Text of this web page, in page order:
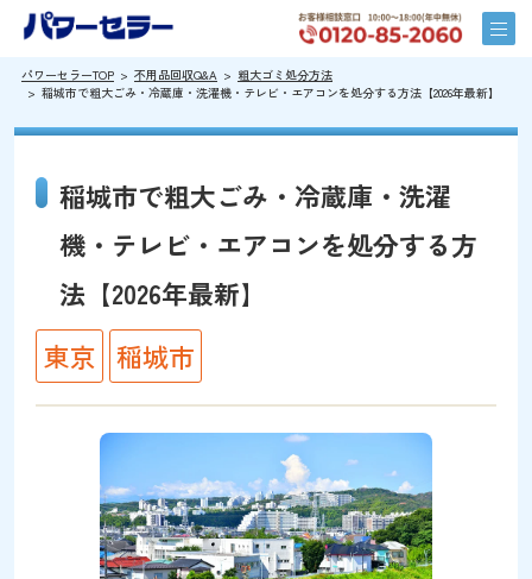
パワーセラーTOP 不用品回収Q&A
粗大ゴミ処分方法
稲城市で粗大ごみ・冷蔵庫・洗濯機・テレビ・エアコンを処分する方法【2026年最新】
稲城市で粗大ごみ・冷蔵庫・洗濯
機・テレビ・エアコンを処分する方
法【2026年最新】
東京 稲城市